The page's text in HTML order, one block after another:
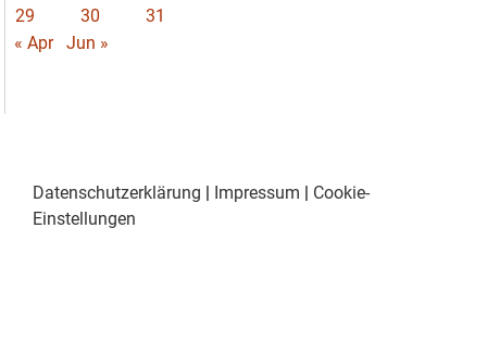
29
30
31
« Apr
Jun »
Datenschutzerklärung Impressum
Cookie-
Einstellungen